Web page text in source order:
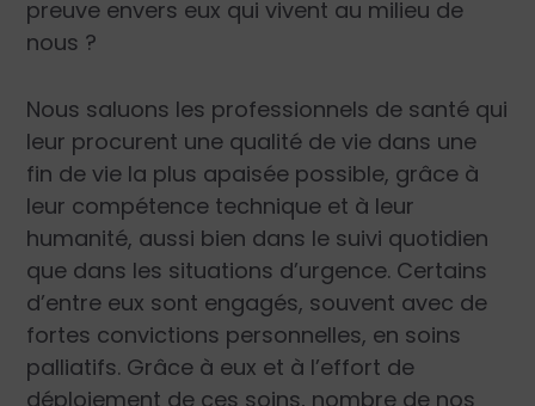
preuve envers eux qui vivent au milieu de
nous ?
Nous saluons les professionnels de santé qui
leur procurent une qualité de vie dans une
fin de vie la plus apaisée possible, grâce à
leur compétence technique et à leur
humanité, aussi bien dans le suivi quotidien
que dans les situations d’urgence. Certains
d’entre eux sont engagés, souvent avec de
fortes convictions personnelles, en soins
palliatifs. Grâce à eux et à l’effort de
déploiement de ces soins, nombre de nos